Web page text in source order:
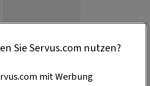
Sie Servus.com nutzen?
mit Werbung